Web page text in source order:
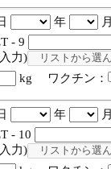
年 月
- 9
)
kg ワクチン：
年 月
- 10
)